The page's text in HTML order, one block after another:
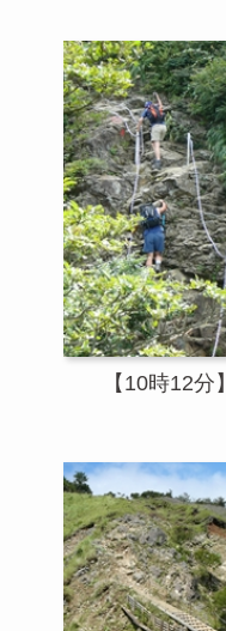
【10時12分】